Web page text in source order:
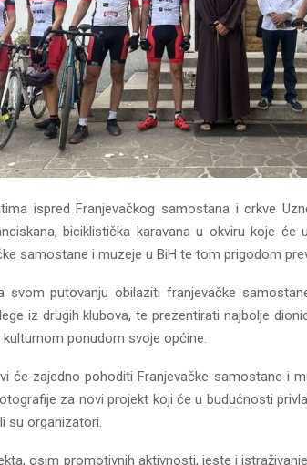
ispred Franjevačkog samostana i crkve
biciklistička karavana u okviru koje će
samostane i muzeje u BiH te tom prigodom
svom putovanju obilaziti franjevačke
iz drugih klubova, te prezentirati najbolje
ponudom svoje općine.
će zajedno pohoditi Franjevačke samostane i
za novi projekt koji će u budućnosti
su organizatori.
osim promotivnih aktivnosti, jeste i